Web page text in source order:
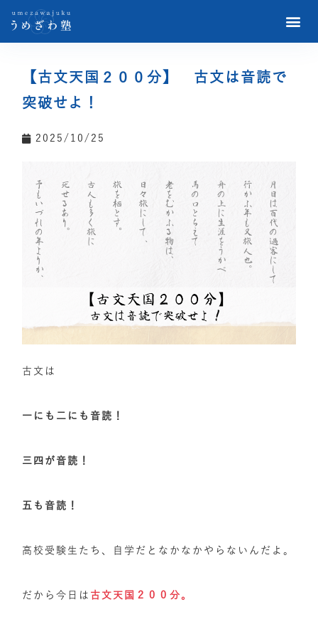
【古文天国２００分】 古文は音読で
突破せよ！
2025/10/25
古文は
一にも二にも音読！
三四が音読！
五も音読！
高校受験生たち、自学だとなかなかやらないんだよ。
だから今日は 古文天国２００分。